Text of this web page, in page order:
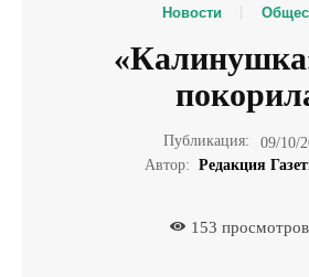
Новости
Публикация:
09/10/
Автор: Редакция
153 просмотров